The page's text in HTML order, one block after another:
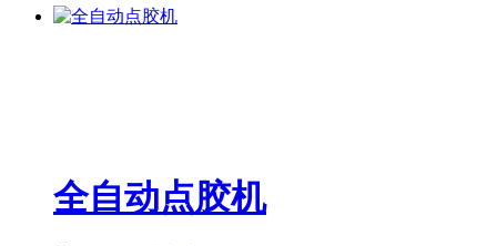
全自动点胶机